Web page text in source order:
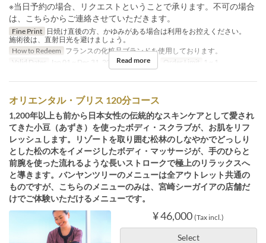
※当日予約の場合、リクエストということで承ります。不可の場合
は、こちらからご連絡させていただきます。
Fine Print
日焼け直後の方、かゆみがある場合は利用をお控えください。
施術後は、直射日光を避けましょう。
How to Redeem フランスの化粧品ブランドを使用しております。
Valid Dates
Jan 01 ~ Dec 31, 2029 Meals Tea Order Limit 1 ~ 1
Read more
オリエンタル・ブリス 120分コース
1,200年以上も前から日本女性の伝統的なスキンケアとして愛され
てきた小豆（あずき）を使ったボディ・スクラブが、お肌をリフ
レッシュします。リゾートを取り囲む松林のしなやかでどっしり
とした松の木をイメージしたボディ・マッサージが、手のひらと
前腕を使った流れるような長いストロークで極上のリラックスへ
と導きます。バンヤンツリーのメニューは全アウトレット共通の
ものですが、こちらのメニューのみは、宮崎シーガイアの店舗だ
けでご体験いただけるメニューです。
¥ 46,000 (Tax incl.)
Select